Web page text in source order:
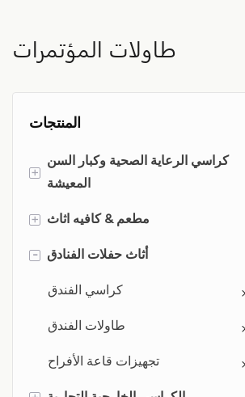
طاولات المؤتمرات
المنتجات
+ كراسي الرعاية الصحية وكبار السن
المعيشة
كراسي تناول الطعام لكبار السن
صالة الجلوس
كرسي علاج السمنة
كرسي المريض
مقعد
+ مطعم & كافيه اثاث
مطعم & كراسي كافيه
- أثاث حفلات الفنادق
كراسي الفندق
طاولات الفندق
تجهيزات قاعة الأفراح